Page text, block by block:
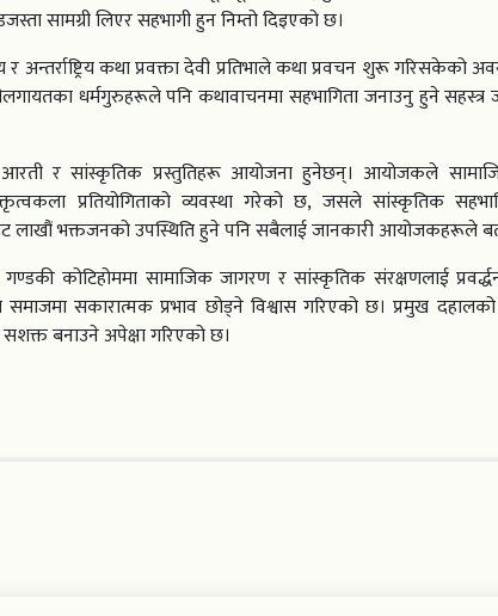
सामग्री लिएर सहभागी हुन निम्तो दिइएको छ।
अन्तर्राष्ट्रिय कथा प्रवक्ता देवी प्रतिभाले कथा प्रवचन शुरू गरिसकेको
धर्मगुरुहरूले पनि कथावाचनमा सहभागिता जनाउनु हुने सहस्त्र
र सांस्कृतिक प्रस्तुतिहरू आयोजना हुनेछन्। आयोजकले
वक्तृत्वकला प्रतियोगिताको व्यवस्था गरेको छ, जसले सांस्कृतिक
लाखौं भक्तजनको उपस्थिति हुने पनि सबैलाई जानकारी आयोजकहरूले
कोटिहोममा सामाजिक जागरण र सांस्कृतिक संरक्षणलाई
समाजमा सकारात्मक प्रभाव छोड्ने विश्वास गरिएको छ। प्रमुख
बनाउने अपेक्षा गरिएको छ।